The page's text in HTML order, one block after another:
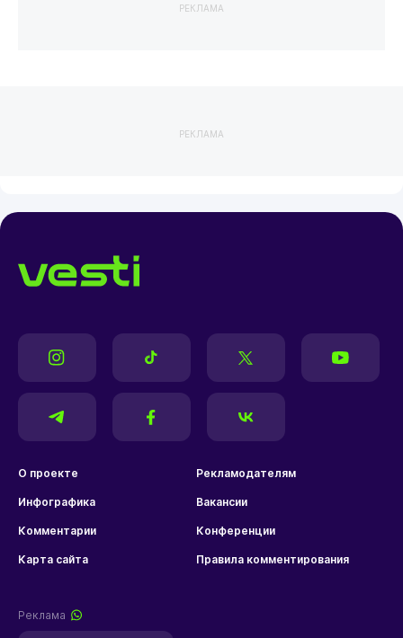
РЕКЛАМА
РЕКЛАМА
О проекте Рекламодателям
Инфографика Вакансии
Комментарии Конференции
Карта сайта Правила комментирования
Реклама